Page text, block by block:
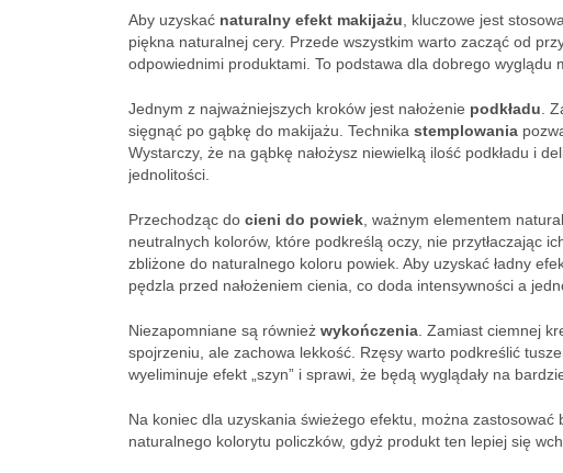
Aby uzyskać naturalny efekt makijażu , kluczowe jest
piękna naturalnej cery. Przede wszystkim warto zacząć od
odpowiednimi produktami. To podstawa dla dobrego wyglądu
Jednym z najważniejszych kroków jest nałożenie podkładu .
sięgnąć po gąbkę do makijażu. Technika stemplowania
Wystarczy, że na gąbkę nałożysz niewielką ilość podkładu i
jednolitości.
Przechodząc do cieni do powiek , ważnym elementem
neutralnych kolorów, które podkreślą oczy, nie przytłaczając
zbliżone do naturalnego koloru powiek. Aby uzyskać ładny
pędzla przed nałożeniem cienia, co doda intensywności a
Niezapomniane są również wykończenia . Zamiast ciemnej
spojrzeniu, ale zachowa lekkość. Rzęsy warto podkreślić
wyeliminuje efekt „szyn” i sprawi, że będą wyglądały na
Na koniec dla uzyskania świeżego efektu, można
naturalnego kolorytu policzków, gdyż produkt ten lepiej się